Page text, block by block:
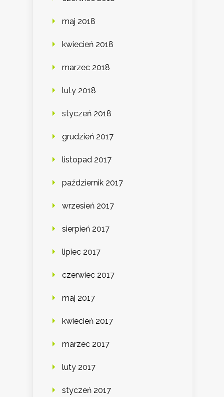
maj 2018
kwiecień 2018
marzec 2018
luty 2018
styczeń 2018
grudzień 2017
listopad 2017
październik 2017
wrzesień 2017
sierpień 2017
lipiec 2017
czerwiec 2017
maj 2017
kwiecień 2017
marzec 2017
luty 2017
styczeń 2017